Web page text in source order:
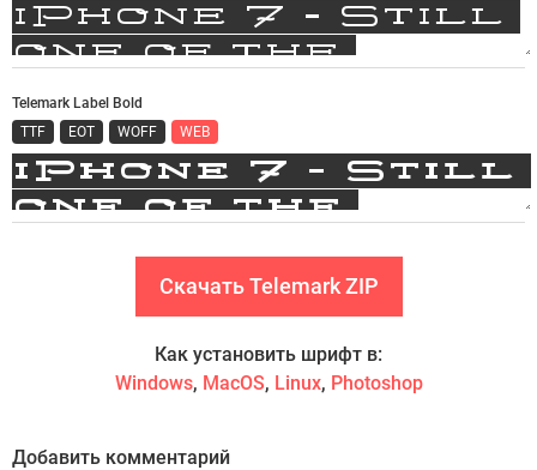
Telemark Label Bold
TTF
EOT WOFF WEB
Скачать Telemark ZIP
Как установить шрифт в:
Windows, MacOS, Linux, Photoshop
Добавить комментарий